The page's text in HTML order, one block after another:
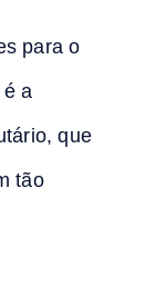
para o
a
que
tão